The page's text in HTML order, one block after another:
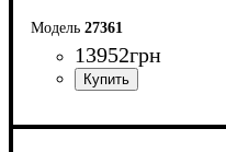
27361
13952грн
Ширина: 315 см